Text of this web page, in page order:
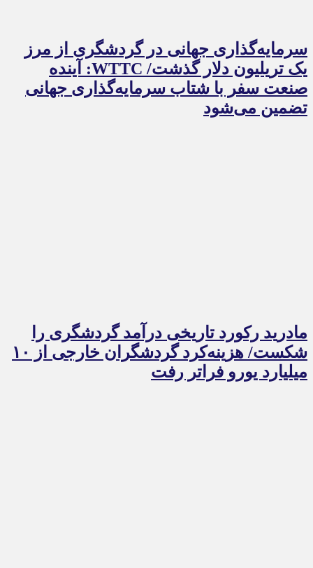
سرمایه‌گذاری جهانی در گردشگری از مرز
یک تریلیون دلار گذشت/ WTTC: آینده
صنعت سفر با شتاب سرمایه‌گذاری جهانی
تضمین می‌شود
مادرید رکورد تاریخی درآمد گردشگری را
شکست/ هزینه‌کرد گردشگران خارجی از ۱۰
میلیارد یورو فراتر رفت